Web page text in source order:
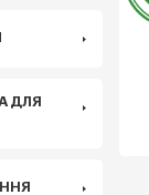
ДЛЯ